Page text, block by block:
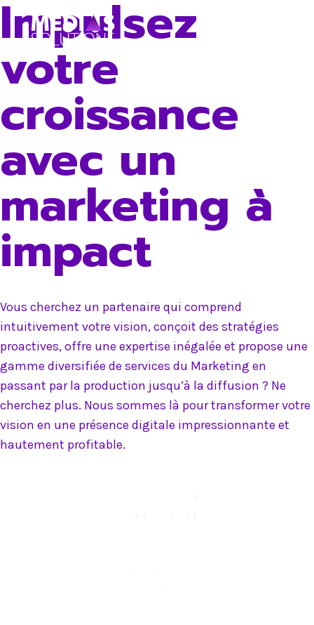
Skip
Impulsez
votre
croissance
avec un
marketing à
impact
Vous cherchez un partenaire qui comprend
intuitivement votre vision, conçoit des stratégies
proactives, offre une expertise inégalée et propose une
gamme diversifiée de services du Marketing en
passant par la production jusqu’à la diffusion ? Ne
cherchez plus. Nous sommes là pour transformer votre
vision en une présence digitale impressionnante et
hautement profitable.